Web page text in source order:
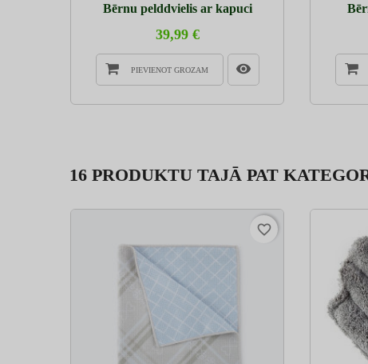
Bērnu pelddvielis ar kapuci
39,99 €
PIEVIENOT GROZAM
16 PRODUKTU TAJĀ PAT
favorite_border